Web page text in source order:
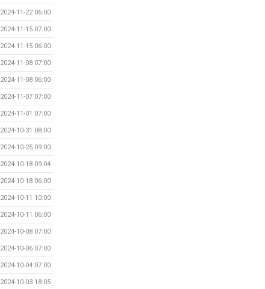
2024-11-22 06:00
2024-11-15 07:00
2024-11-15 06:00
2024-11-08 07:00
2024-11-08 06:00
2024-11-07 07:00
2024-11-01 07:00
2024-10-31 08:00
2024-10-25 09:00
2024-10-18 09:04
2024-10-18 06:00
2024-10-11 10:00
2024-10-11 06:00
2024-10-08 07:00
2024-10-06 07:00
2024-10-04 07:00
2024-10-03 18:05